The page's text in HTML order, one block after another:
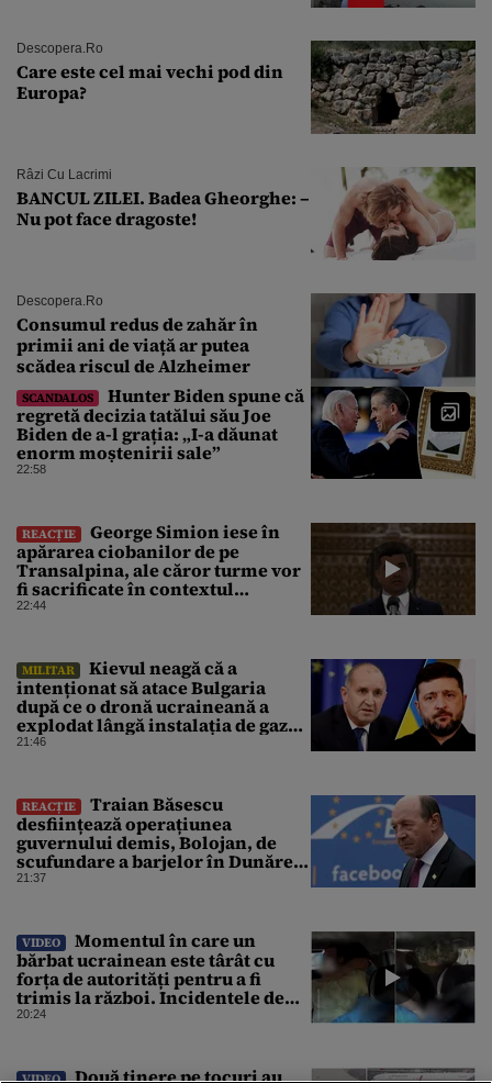
Descopera.ro
Care este cel mai vechi pod din
Europa?
Râzi Cu Lacrimi
BANCUL ZILEI. Badea Gheorghe: –
Nu pot face dragoste!
Descopera.ro
Consumul redus de zahăr în
primii ani de viață ar putea
scădea riscul de Alzheimer
SCANDALOS
Hunter Biden spune că
regretă decizia tatălui său Joe
Biden de a-l grația: „I-a dăunat
enorm moștenirii sale”
22:58
REACȚIE
George Simion iese în
apărarea ciobanilor de pe
Transalpina, ale căror turme vor
fi sacrificate în contextul
focarului de variolă ovină
22:44
MILITAR
Kievul neagă că a
intenționat să atace Bulgaria
după ce o dronă ucraineană a
explodat lângă instalația de gaz
de la granița României
21:46
REACȚIE
Traian Băsescu
desființează operațiunea
guvernului demis, Bolojan, de
scufundare a barjelor în Dunăre:
„Este o improvizație”
21:37
VIDEO
Momentul în care un
bărbat ucrainean este târât cu
forța de autorități pentru a fi
trimis la război. Incidentele de
acest fel sunt tot mai dese
20:24
VIDEO Două tinere pe tocuri au